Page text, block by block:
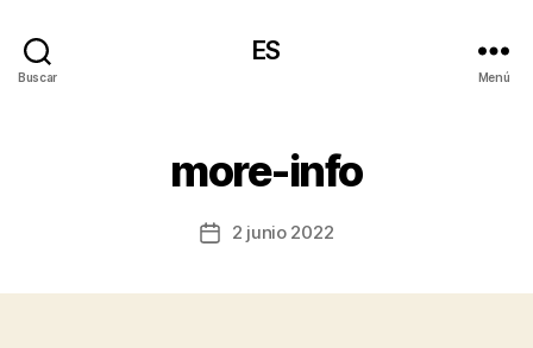
Buscar
ES
Menú
more-info
Fecha2 junio 2022